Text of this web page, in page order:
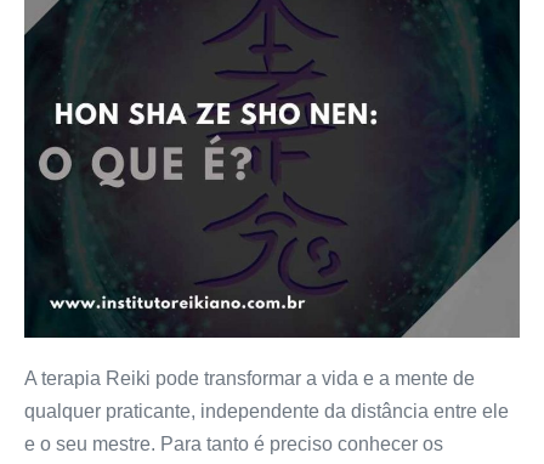
A terapia Reiki pode transformar a vida e a mente de
qualquer praticante, independente da distância entre ele
e o seu mestre. Para tanto é preciso conhecer os